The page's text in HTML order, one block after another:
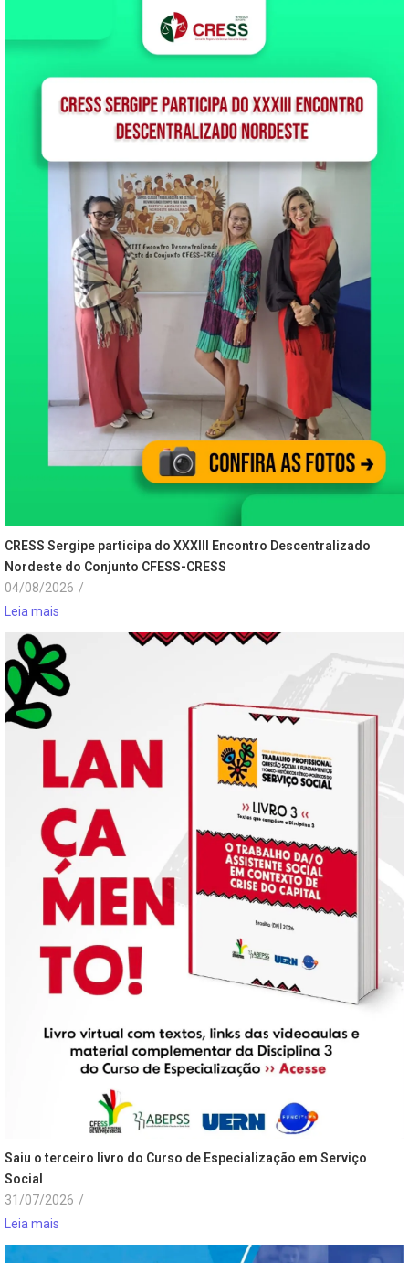
CRESS Sergipe participa do XXXIII Encontro Descentralizado
Nordeste do Conjunto CFESS-CRESS
04/08/2026 /
Leia mais
Saiu o terceiro livro do Curso de Especialização em Serviço
Social
31/07/2026 /
Leia mais